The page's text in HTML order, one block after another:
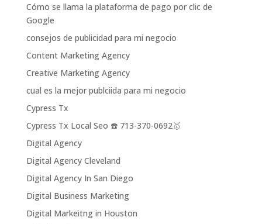
Cómo se llama la plataforma de pago por clic de
Google
consejos de publicidad para mi negocio
Content Marketing Agency
Creative Marketing Agency
cual es la mejor publciida para mi negocio
Cypress Tx
Cypress Tx Local Seo ☎️ 713-370-0692🥇
Digital Agency
Digital Agency Cleveland
Digital Agency In San Diego
Digital Business Marketing
Digital Markeitng in Houston